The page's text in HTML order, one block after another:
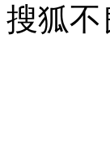
搜狐不